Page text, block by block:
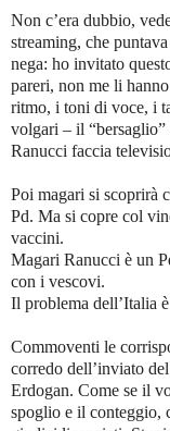
Non c’era dubbio,
streaming, che
nega: ho invitato
pareri, non me li
ritmo, i toni di voce, i
volgari – il
Ranucci faccia
Poi magari si scoprirà
Pd. Ma si copre col
vaccini.
Magari Ranucci è un
con i vescovi.
Il problema dell’Italia
Commoventi le
corredo dell’inviato
Erdogan. Come se il
spoglio e il conteggio,